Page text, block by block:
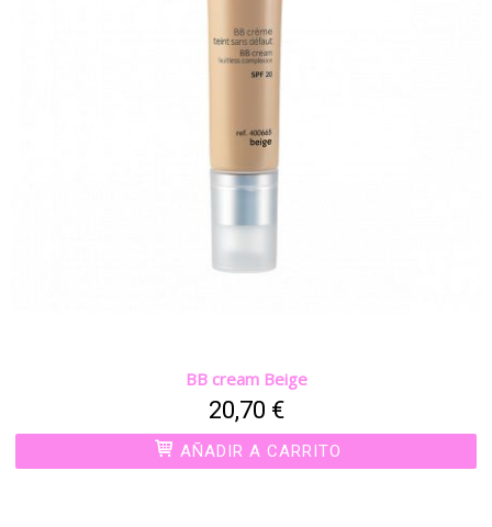
BB cream Beige
20,70 €
AÑADIR A CARRITO